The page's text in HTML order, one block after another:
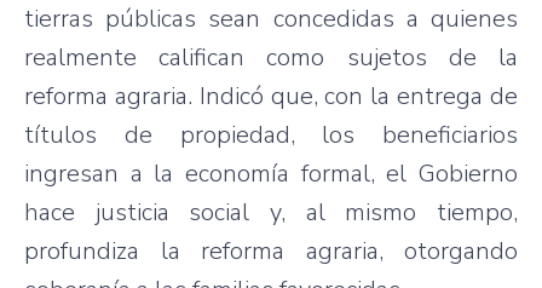
tierras públicas sean concedidas a quienes
realmente califican como sujetos de la
reforma agraria. Indicó que, con la entrega de
títulos de propiedad, los beneficiarios
ingresan a la economía formal, el Gobierno
hace justicia social y, al mismo tiempo,
profundiza la reforma agraria, otorgando